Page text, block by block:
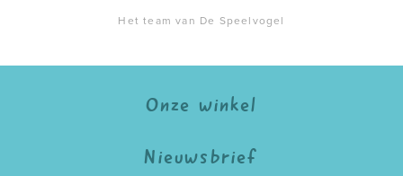
Het team van De Speelvogel
Onze winkel
Nieuwsbrief